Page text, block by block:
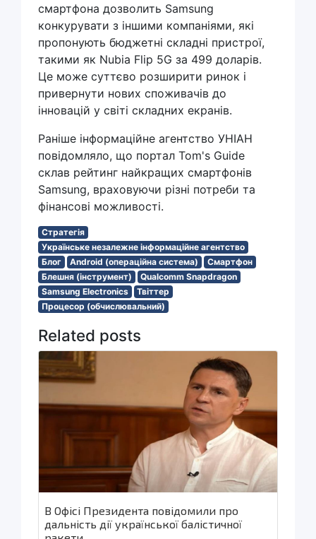
смартфона дозволить Samsung
конкурувати з іншими компаніями, які
пропонують бюджетні складні пристрої,
такими як Nubia Flip 5G за 499 доларів.
Це може суттєво розширити ринок і
привернути нових споживачів до
інновацій у світі складних екранів.
Раніше інформаційне агентство УНІАН
повідомляло, що портал Tom's Guide
склав рейтинг найкращих смартфонів
Samsung, враховуючи різні потреби та
фінансові можливості.
Стратегія
Українське незалежне інформаційне агентство
Блог
Android (операційна система)
Смартфон
Блешня (інструмент)
Qualcomm Snapdragon
Samsung Electronics
Твіттер
Процесор (обчислювальний)
Related posts
В Офісі Президента повідомили про
дальність дії української балістичної